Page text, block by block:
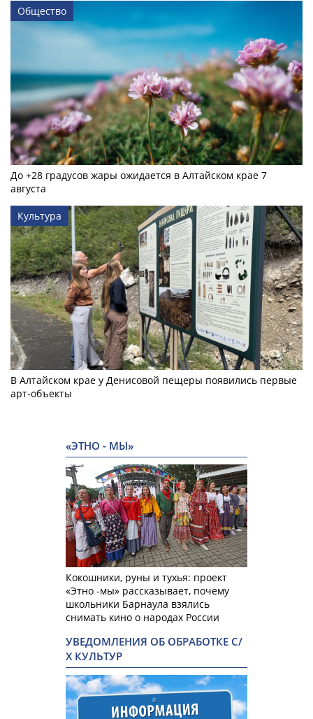
Общество
До +28 градусов жары ожидается в Алтайском крае 7
августа
Культура
В Алтайском крае у Денисовой пещеры появились первые
арт-объекты
«ЭТНО - МЫ»
Кокошники, руны и тухья: проект
«Этно -мы» рассказывает, почему
школьники Барнаула взялись
снимать кино о народах России
УВЕДОМЛЕНИЯ ОБ ОБРАБОТКЕ С/
Х КУЛЬТУР